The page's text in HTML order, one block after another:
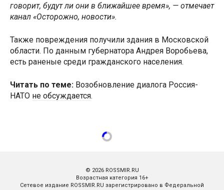
говорит, будут ли они в ближайшее время», — отмечает
канал «Осторожно, новости».
Также повреждения получили здания в Московской
области. По данным губернатора Андрея Воробьева,
есть раненые среди гражданского населения.
Читать по теме: Возобновление диалога Россия-
НАТО не обсуждается.
© 2026 ROSSMIR.RU
Возрастная категория 16+
Сетевое издание ROSSMIR.RU зарегистрировано в Федеральной